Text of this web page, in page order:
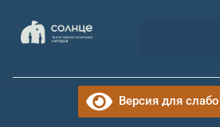
Версия для